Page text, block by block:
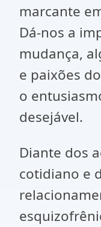
marcante
Dá-nos a
mudança,
e paixões
o
desejável.
Diante dos
cotidiano e